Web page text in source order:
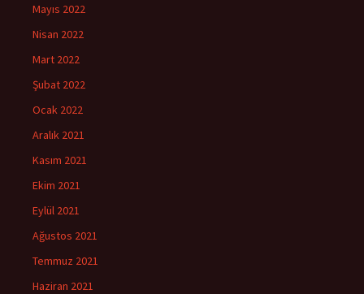
Mayıs 2022
Nisan 2022
Mart 2022
Şubat 2022
Ocak 2022
Aralık 2021
Kasım 2021
Ekim 2021
Eylül 2021
Ağustos 2021
Temmuz 2021
Haziran 2021